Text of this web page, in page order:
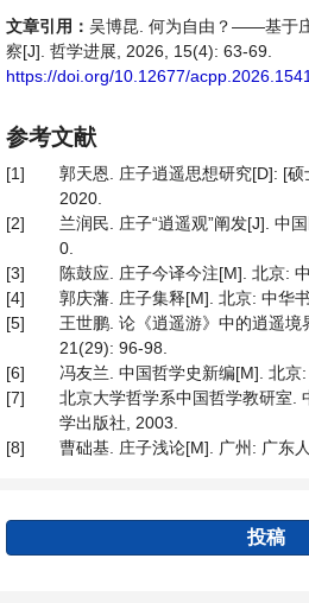
文章引用： 吴博昆. 何为自由？——基于
察[J]. 哲学进展, 2026, 15(4): 63-69.
https://doi.org/10.12677/
参考文献
[1]
郭天恩. 庄子逍遥思想研究[D]: [
2020.
[2]
兰润民. 庄子“逍遥观”阐发[J]. 中
0.
[3]
陈鼓应. 庄子今译今注[M]. 北京:
[4]
郭庆藩. 庄子集释[M]. 北京: 中华
[5]
王世鹏. 论《逍遥游》中的逍遥
21(29): 96-98.
[6]
冯友兰. 中国哲学史新编[M]. 北京
[7]
北京大学哲学系中国哲学教研室.
学出版社, 2003.
[8]
曹础基. 庄子浅论[M]. 广州: 广东
投稿